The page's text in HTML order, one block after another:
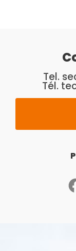
Tel.
Tél.